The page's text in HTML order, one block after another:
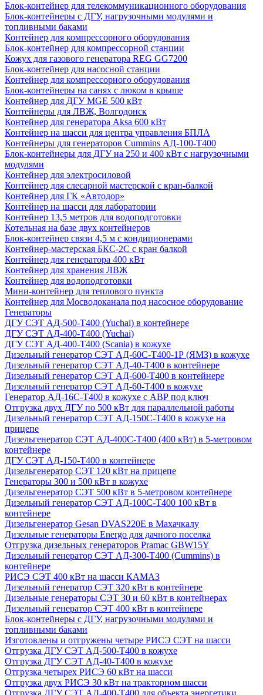
Блок-контейнер для телекоммуникационного оборудования
Блок-контейнеры с ДГУ, нагрузочными модулями и
топливными баками
Контейнер для компрессорного оборудования
Блок-контейнер для компрессорной станции
Кожух для газового генератора REG GG7200
Блок-контейнер для насосной станции
Контейнер для компрессорного оборудования
Блок-контейнеры на санях с люком в крыше
Контейнер для ДГУ MGE 500 кВт
Контейнеры для ЛВЖ, Волгодонск
Контейнер для генератора Aksa 600 кВт
Контейнер на шасси для центра управления БПЛА
Контейнеры для генераторов Cummins АД-100-Т400
Блок-контейнеры для ДГУ на 250 и 400 кВт с нагрузочными
модулями
Контейнер для электросиловой
Контейнер для слесарной мастерской с кран-балкой
Контейнер для ГК «Автодор»
Контейнер на шасси для лаборатории
Контейнер 13,5 метров для водоподготовки
Котельная на базе двух контейнеров
Блок-контейнер связи 4,5 м с кондиционерами
Контейнер-мастерская БКС-2С с кран балкой
Контейнер для генератора 400 кВт
Контейнер для хранения ЛВЖ
Контейнер для водоподготовки
Мини-контейнер для теплового пункта
Контейнер для Мосводоканала под насосное оборудование
Генераторы
ДГУ СЭТ АД-500-Т400 (Yuchai) в контейнере
ДГУ СЭТ АД-400-Т400 (Yuchai)
ДГУ СЭТ АД-400-Т400 (Scania) в кожухе
Дизельный генератор СЭТ АД-60С-Т400-1Р (ЯМЗ) в кожухе
Дизельный генератор СЭТ АД-40-Т400 в контейнере
Дизельный генератор СЭТ АД-600-Т400 в контейнере
Дизельный генератор СЭТ АД-60-Т400 в кожухе
Генератор АД-16С-Т400 в кожухе с АВР под ключ
Отгрузка двух ДГУ по 500 кВт для параллельной работы
Дизельный генератор СЭТ АД-150С-Т400 в кожухе на
прицепе
Дизельгенератор СЭТ АД-400С-Т400 (400 кВт) в 5-метровом
контейнере
ДГУ СЭТ АД-150-Т400 в контейнере
Дизельгенератор СЭТ 120 кВт на прицепе
Генераторы 300 и 500 кВт в кожухе
Дизельгенератор СЭТ 500 кВт в 5-метровом контейнере
Дизельный генератор СЭТ АД-100С-Т400 100 кВт в
контейнере
Дизельгенератор Gesan DVAS220E в Махачкалу
Дизельные генераторы Energo для дачного поселка
Отгрузка дизельных генераторов Pramac GВW15Y
Дизельный генератор СЭТ АД-300-Т400 (Cummins) в
контейнере
РИСЭ СЭТ 400 кВт на шасси КАМАЗ
Дизельный генератор СЭТ 320 кВт в контейнере
Дизельные генераторы СЭТ 30 и 60 кВт в контейнерах
Дизельный генератор СЭТ 400 кВт в контейнере
Блок-контейнеры с ДГУ, нагрузочными модулями и
топливными баками
Изготовлены и отгружены четыре РИСЭ СЭТ на шасси
Отгрузка ДГУ СЭТ АД-500-Т400 в кожухе
Отгрузка ДГУ СЭТ АД-40-Т400 в кожухе
Отгрузка четырех РИСЭ 60 кВт на шасси
Отгрузка двух РИСЭ 30 кВт на тракторном шасси
Отгрузка ДГУ СЭТ АД-400-Т400 для объекта энергетики